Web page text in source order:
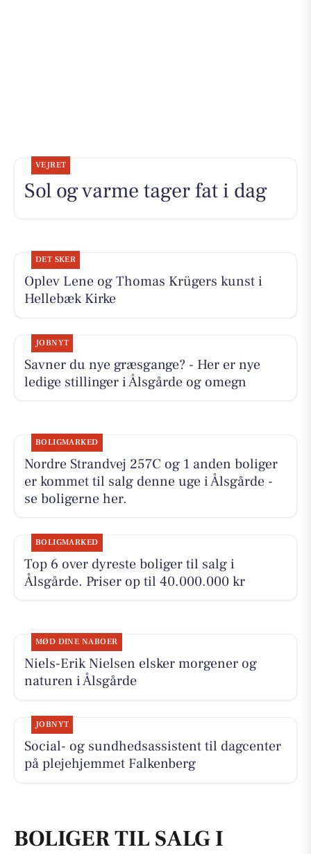
VEJRET
Sol og varme tager fat i dag
DET SKER
Oplev Lene og Thomas Krügers kunst i
Hellebæk Kirke
JOBNYT
Savner du nye græsgange? - Her er nye
ledige stillinger i Ålsgårde og omegn
BOLIGMARKED
Nordre Strandvej 257C og 1 anden boliger
er kommet til salg denne uge i Ålsgårde -
se boligerne her.
BOLIGMARKED
Top 6 over dyreste boliger til salg i
Ålsgårde. Priser op til 40.000.000 kr
MØD DINE NABOER
Niels-Erik Nielsen elsker morgener og
naturen i Ålsgårde
JOBNYT
Social- og sundhedsassistent til dagcenter
på plejehjemmet Falkenberg
BOLIGER TIL SALG I